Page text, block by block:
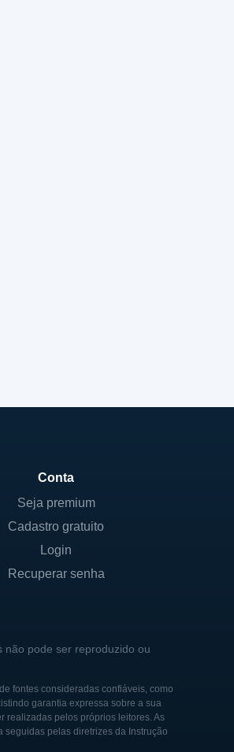
Conta
Seja premium
Cadastro gratuito
Login
Recuperar senha
não pode ser reproduzido ou
fontes consideradas confiáveis, como
garantia expressa sobre a sua
realizadas pelos próprios leitores. As
pelas diretrizes da Instrução